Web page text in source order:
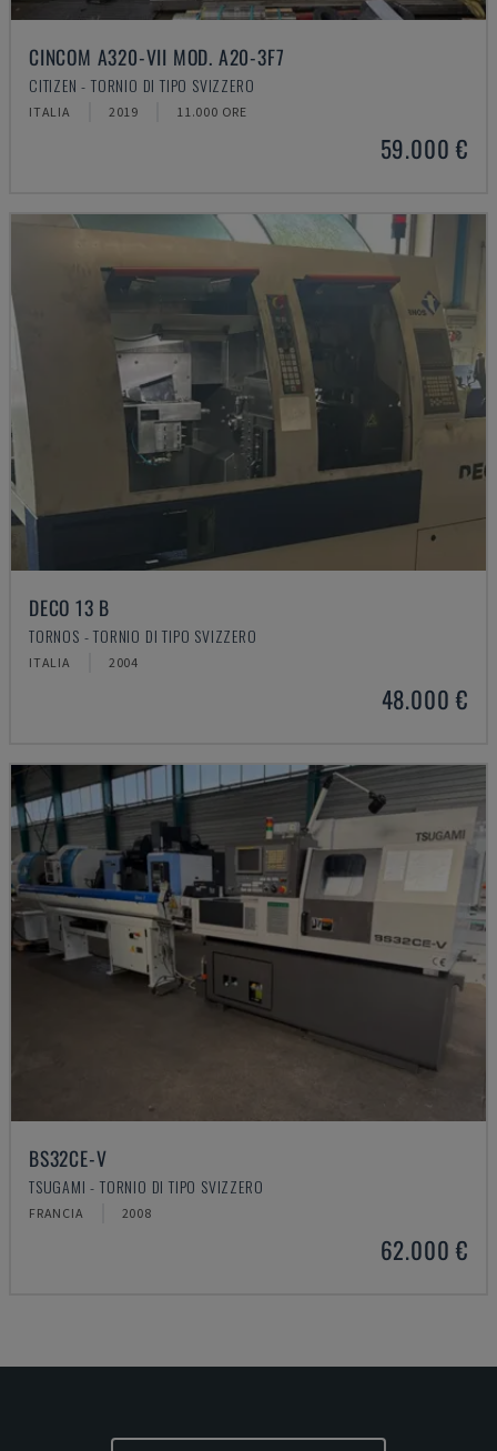
CINCOM A320-VII MOD. A20-3F7
CITIZEN - TORNIO DI TIPO SVIZZERO
ITALIA 2019 11.000 ORE
59.000 €
DECO 13 B
TORNOS - TORNIO DI TIPO SVIZZERO
ITALIA 2004
48.000 €
BS32CE-V
TSUGAMI - TORNIO DI TIPO SVIZZERO
FRANCIA 2008
62.000 €